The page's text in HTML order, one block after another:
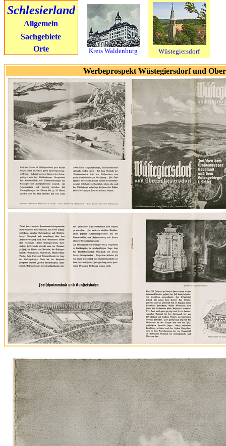
Wüstegiersdorf
Kreis Waldenburg
Schlesierland
Allgemein
Sachgebiete
Orte
Werbeprospekt Wüstegiersdorf und